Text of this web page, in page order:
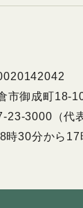
市御成町18-
23-3000（代
時30分から